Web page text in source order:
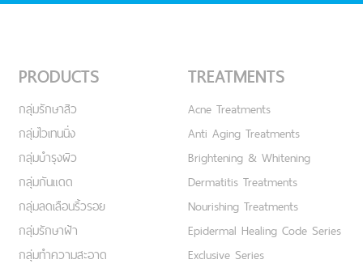
PRODUCTS
กลุ่มรักษาสิว
กลุ่มไวเทนนิ่ง
กลุ่มบำรุงผิว
กลุ่มกันแดด
กลุ่มลดเลือนริ้วรอย
กลุ่มรักษาฝ้า
กลุ่มทำความสะอาด
TREATMENTS
Acne Treatments
Anti Aging Treatments
Brightening & Whitening
Dermatitis Treatments
Nourishing Treatments
Epidermal Healing Code Series
Exclusive Series